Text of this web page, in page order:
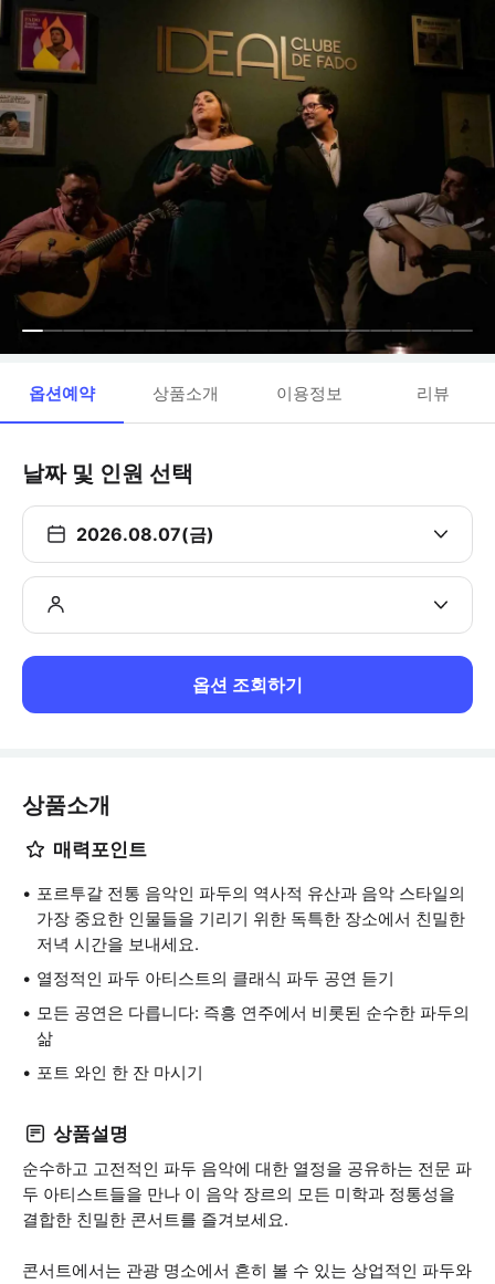
옵션예약 상품소개 이용정보 리뷰
날짜 및 인원 선택
2026.08.07(금)
옵션 조회하기
상품소개
매력포인트
포르투갈 전통 음악인 파두의 역사적 유산과 음악 스타일의
가장 중요한 인물들을 기리기 위한 독특한 장소에서 친밀한
저녁 시간을 보내세요.
열정적인 파두 아티스트의 클래식 파두 공연 듣기
모든 공연은 다릅니다: 즉흥 연주에서 비롯된 순수한 파두의
삶
포트 와인 한 잔 마시기
상품설명
순수하고 고전적인 파두 음악에 대한 열정을 공유하는 전문 파
두 아티스트들을 만나 이 음악 장르의 모든 미학과 정통성을
결합한 친밀한 콘서트를 즐겨보세요.
콘서트에서는 관광 명소에서 흔히 볼 수 있는 상업적인 파두와